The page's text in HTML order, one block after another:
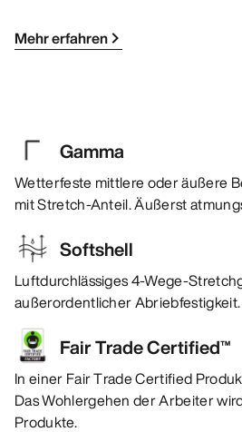
Mehr erfahren
Gamma
Wetterfeste mittlere oder äußere
mit Stretch-Anteil. Äußerst
Softshell
Luftdurchlässiges 4-Wege-
außerordentlicher Abriebfestigkeit.
Fair Trade Certified™
In einer Fair Trade Certified
Das Wohlergehen der Arbeiter
Produkte.